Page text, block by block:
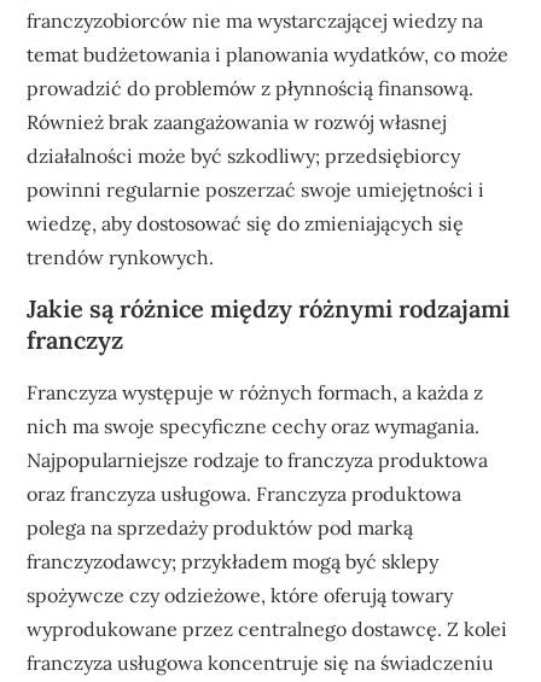
franczyzobiorców nie ma wystarczającej wiedzy na
temat budżetowania i planowania wydatków, co może
prowadzić do problemów z płynnością finansową.
Również brak zaangażowania w rozwój własnej
działalności może być szkodliwy; przedsiębiorcy
powinni regularnie poszerzać swoje umiejętności i
wiedzę, aby dostosować się do zmieniających się
trendów rynkowych.
Jakie są różnice między różnymi rodzajami
franczyz
Franczyza występuje w różnych formach, a każda z
nich ma swoje specyficzne cechy oraz wymagania.
Najpopularniejsze rodzaje to franczyza produktowa
oraz franczyza usługowa. Franczyza produktowa
polega na sprzedaży produktów pod marką
franczyzodawcy; przykładem mogą być sklepy
spożywcze czy odzieżowe, które oferują towary
wyprodukowane przez centralnego dostawcę. Z kolei
franczyza usługowa koncentruje się na świadczeniu